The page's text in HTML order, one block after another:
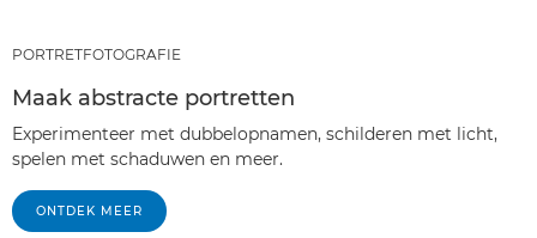
PORTRETFOTOGRAFIE
Maak abstracte portretten
Experimenteer met dubbelopnamen, schilderen met licht,
spelen met schaduwen en meer.
ONTDEK MEER